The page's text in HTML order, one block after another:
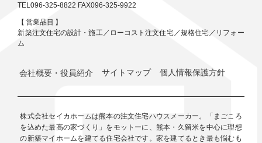
TEL096-325-8822 FAX096-325-9922
【 営業品目 】
新築注文住宅の設計・施工／ローコスト注文住宅／規格住宅／リフォー
ム
会社概要・役員紹介 サイトマップ 個人情報保護方針
株式会社セイカホームは熊本の注文住宅ハウスメーカー。「まごころ
を込めた最高の家づくり」をモットーに、熊本・久留米を中心に理想
の新築マイホームを建てる住宅会社です。家を建てるとき最も悩むも